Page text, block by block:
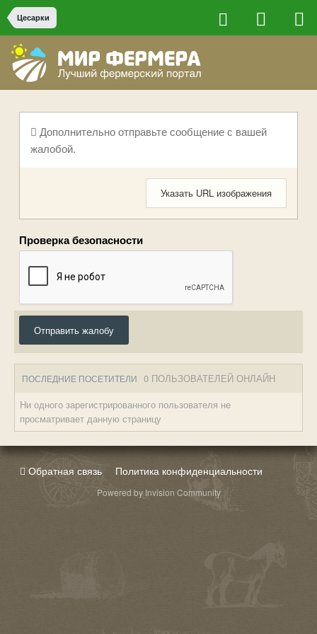
Цесарки
Дополнительно отправьте сообщение с вашей
жалобой.
Указать URL изображения
Проверка безопасности
Отправить жалобу
ПОСЛЕДНИЕ ПОСЕТИТЕЛИ 0 ПОЛЬЗОВАТЕЛЕЙ ОНЛАЙН
Ни одного зарегистрированного пользователя не
просматривает данную страницу
Обратная связь Политика конфиденциальности
Powered by Invision Community